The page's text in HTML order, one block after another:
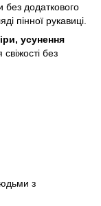
додаткового
пінної рукавиці.
усунення
свіжості без
з